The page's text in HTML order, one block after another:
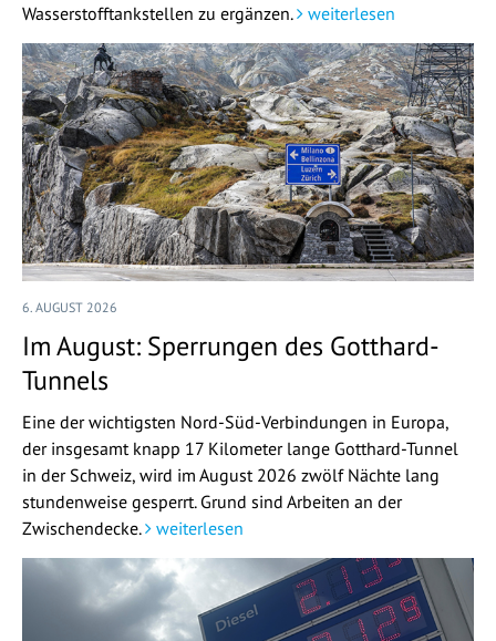
Wasserstofftankstellen zu ergänzen.
weiterlesen
6. AUGUST 2026
Im August: Sperrungen des Gotthard-
Tunnels
Eine der wichtigsten Nord-Süd-Verbindungen in Europa,
der insgesamt knapp 17 Kilometer lange Gotthard-Tunnel
in der Schweiz, wird im August 2026 zwölf Nächte lang
stundenweise gesperrt. Grund sind Arbeiten an der
Zwischendecke.
weiterlesen